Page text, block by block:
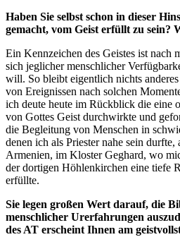
Haben Sie selbst schon in dieser
gemacht, vom Geist erfüllt zu sein?
Ein Kennzeichen des Geistes ist nach
sich jeglicher menschlicher
will. So bleibt eigentlich nichts
von Ereignissen nach solchen
ich deute heute im Rückblick die eine
von Gottes Geist durchwirkte und
die Begleitung von Menschen in
denen ich als Priester nahe sein durfte,
Armenien, im Kloster Geghard, wo
der dortigen Höhlenkirchen eine tiefe
erfüllte.
Sie legen großen Wert darauf, die
menschlicher Urerfahrungen
des AT erscheint Ihnen am